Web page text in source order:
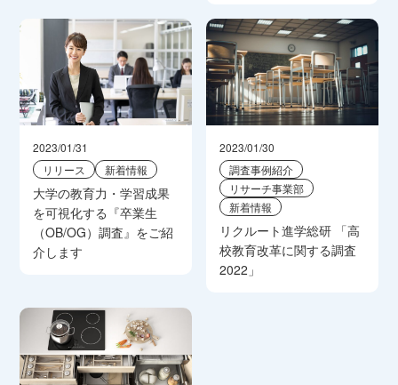
2023/01/31
リリース
新着情報
大学の教育力・学習成果
を可視化する『卒業生
（OB/OG）調査』をご紹
介します
2023/01/30
調査事例紹介
リサーチ事業部
新着情報
リクルート進学総研 「高
校教育改革に関する調査
2022」